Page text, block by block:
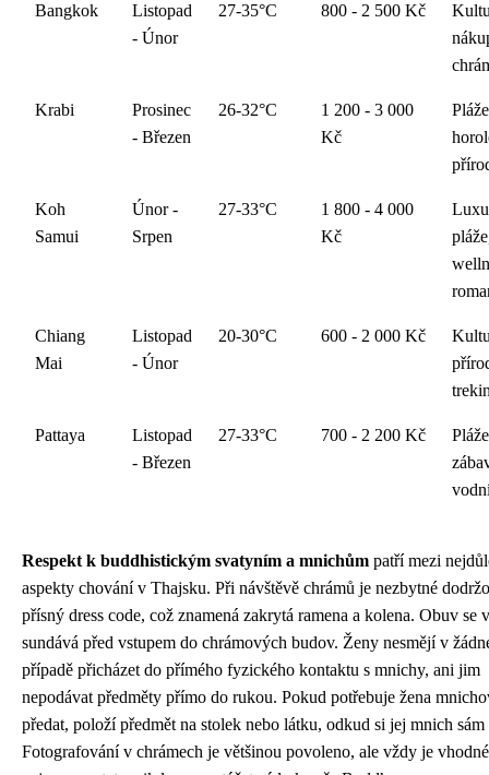
Bangkok
Listopad
- Únor
27-35°C 800 - 2 500 Kč
Krabi
Prosinec
- Březen
26-32°C
1 200 - 3 000
Kč
Koh
Samui
Únor -
Srpen
27-33°C
1 800 - 4 000
Kč
Chiang
Mai
Listopad
- Únor
20-30°C 600 - 2 000 Kč
Pattaya
Listopad
- Březen
27-33°C 700 - 2 200 Kč
Respekt k buddhistickým svatyním a mnichům patří mezi
aspekty chování v Thajsku. Při návštěvě chrámů je nezbytné
přísný dress code, což znamená zakrytá ramena a kolena. Obuv se
sundává před vstupem do chrámových budov. Ženy nesmějí v
případě přicházet do přímého fyzického kontaktu s mnichy, ani jim
nepodávat předměty přímo do rukou. Pokud potřebuje žena
předat, položí předmět na stolek nebo látku, odkud si jej mnich sám
Fotografování v chrámech je většinou povoleno, ale vždy je